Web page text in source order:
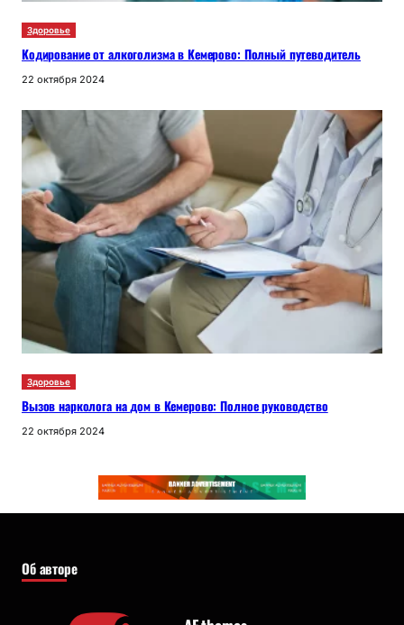
Здоровье
Кодирование от алкоголизма в Кемерово: Полный путеводитель
22 октября 2024
Здоровье
Вызов нарколога на дом в Кемерово: Полное руководство
22 октября 2024
Об авторе